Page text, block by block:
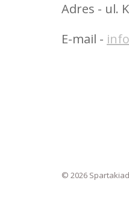
Adres - ul.
E-mail -
© 2026